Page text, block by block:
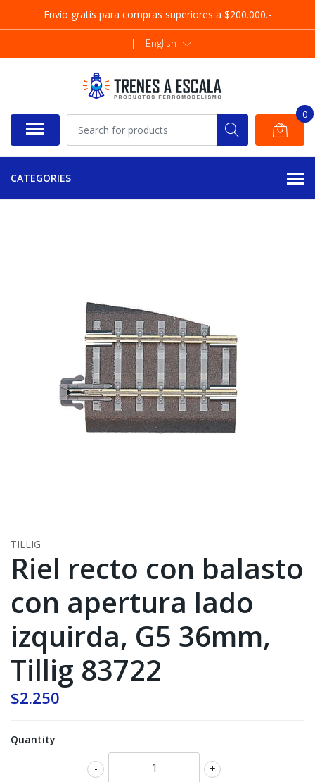
Envío gratis para compras superiores a $200.000.-
| English
0
CATEGORIES
TILLIG
Riel recto con balasto
con apertura lado
izquirda, G5 36mm,
Tillig 83722
$2.250
Quantity
+
-